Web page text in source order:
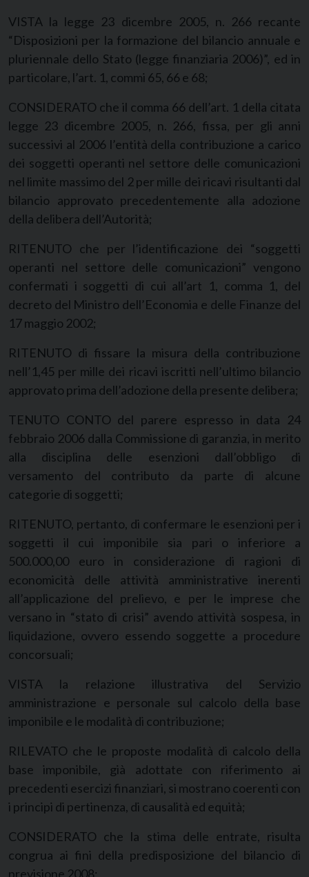
VISTA la legge 23 dicembre 2005, n. 266 recante
“Disposizioni per la formazione del bilancio annuale e
pluriennale dello Stato (legge finanziaria 2006)”, ed in
particolare, l’art. 1, commi 65, 66 e 68;
CONSIDERATO che il comma 66 dell’art. 1 della citata
legge 23 dicembre 2005, n. 266, fissa, per gli anni
successivi al 2006 l’entità della contribuzione a carico
dei soggetti operanti nel settore delle comunicazioni
nel limite massimo del 2 per mille dei ricavi risultanti dal
bilancio approvato precedentemente alla adozione
della delibera dell’Autorità;
RITENUTO che per l’identificazione dei “soggetti
operanti nel settore delle comunicazioni” vengono
confermati i soggetti di cui all’art 1, comma 1, del
decreto del Ministro dell’Economia e delle Finanze del
17 maggio 2002;
RITENUTO di fissare la misura della contribuzione
nell’1,45 per mille dei ricavi iscritti nell’ultimo bilancio
approvato prima dell’adozione della presente delibera;
TENUTO CONTO del parere espresso in data 24
febbraio 2006 dalla Commissione di garanzia, in merito
alla disciplina delle esenzioni dall’obbligo di
versamento del contributo da parte di alcune
categorie di soggetti;
RITENUTO, pertanto, di confermare le esenzioni per i
soggetti il cui imponibile sia pari o inferiore a
500.000,00 euro in considerazione di ragioni di
economicità delle attività amministrative inerenti
all’applicazione del prelievo, e per le imprese che
versano in “stato di crisi” avendo attività sospesa, in
liquidazione, ovvero essendo soggette a procedure
concorsuali;
VISTA la relazione illustrativa del Servizio
amministrazione e personale sul calcolo della base
imponibile e le modalità di contribuzione;
RILEVATO che le proposte modalità di calcolo della
base imponibile, già adottate con riferimento ai
precedenti esercizi finanziari, si mostrano coerenti con
i principi di pertinenza, di causalità ed equità;
CONSIDERATO che la stima delle entrate, risulta
congrua ai fini della predisposizione del bilancio di
previsione 2008;